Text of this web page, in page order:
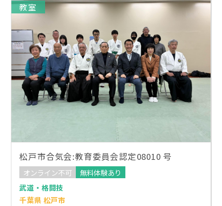
教室
松戸市合気会:教育委員会認定08010 号
オンライン不可
無料体験あり
武道・格闘技
千葉県 松戸市